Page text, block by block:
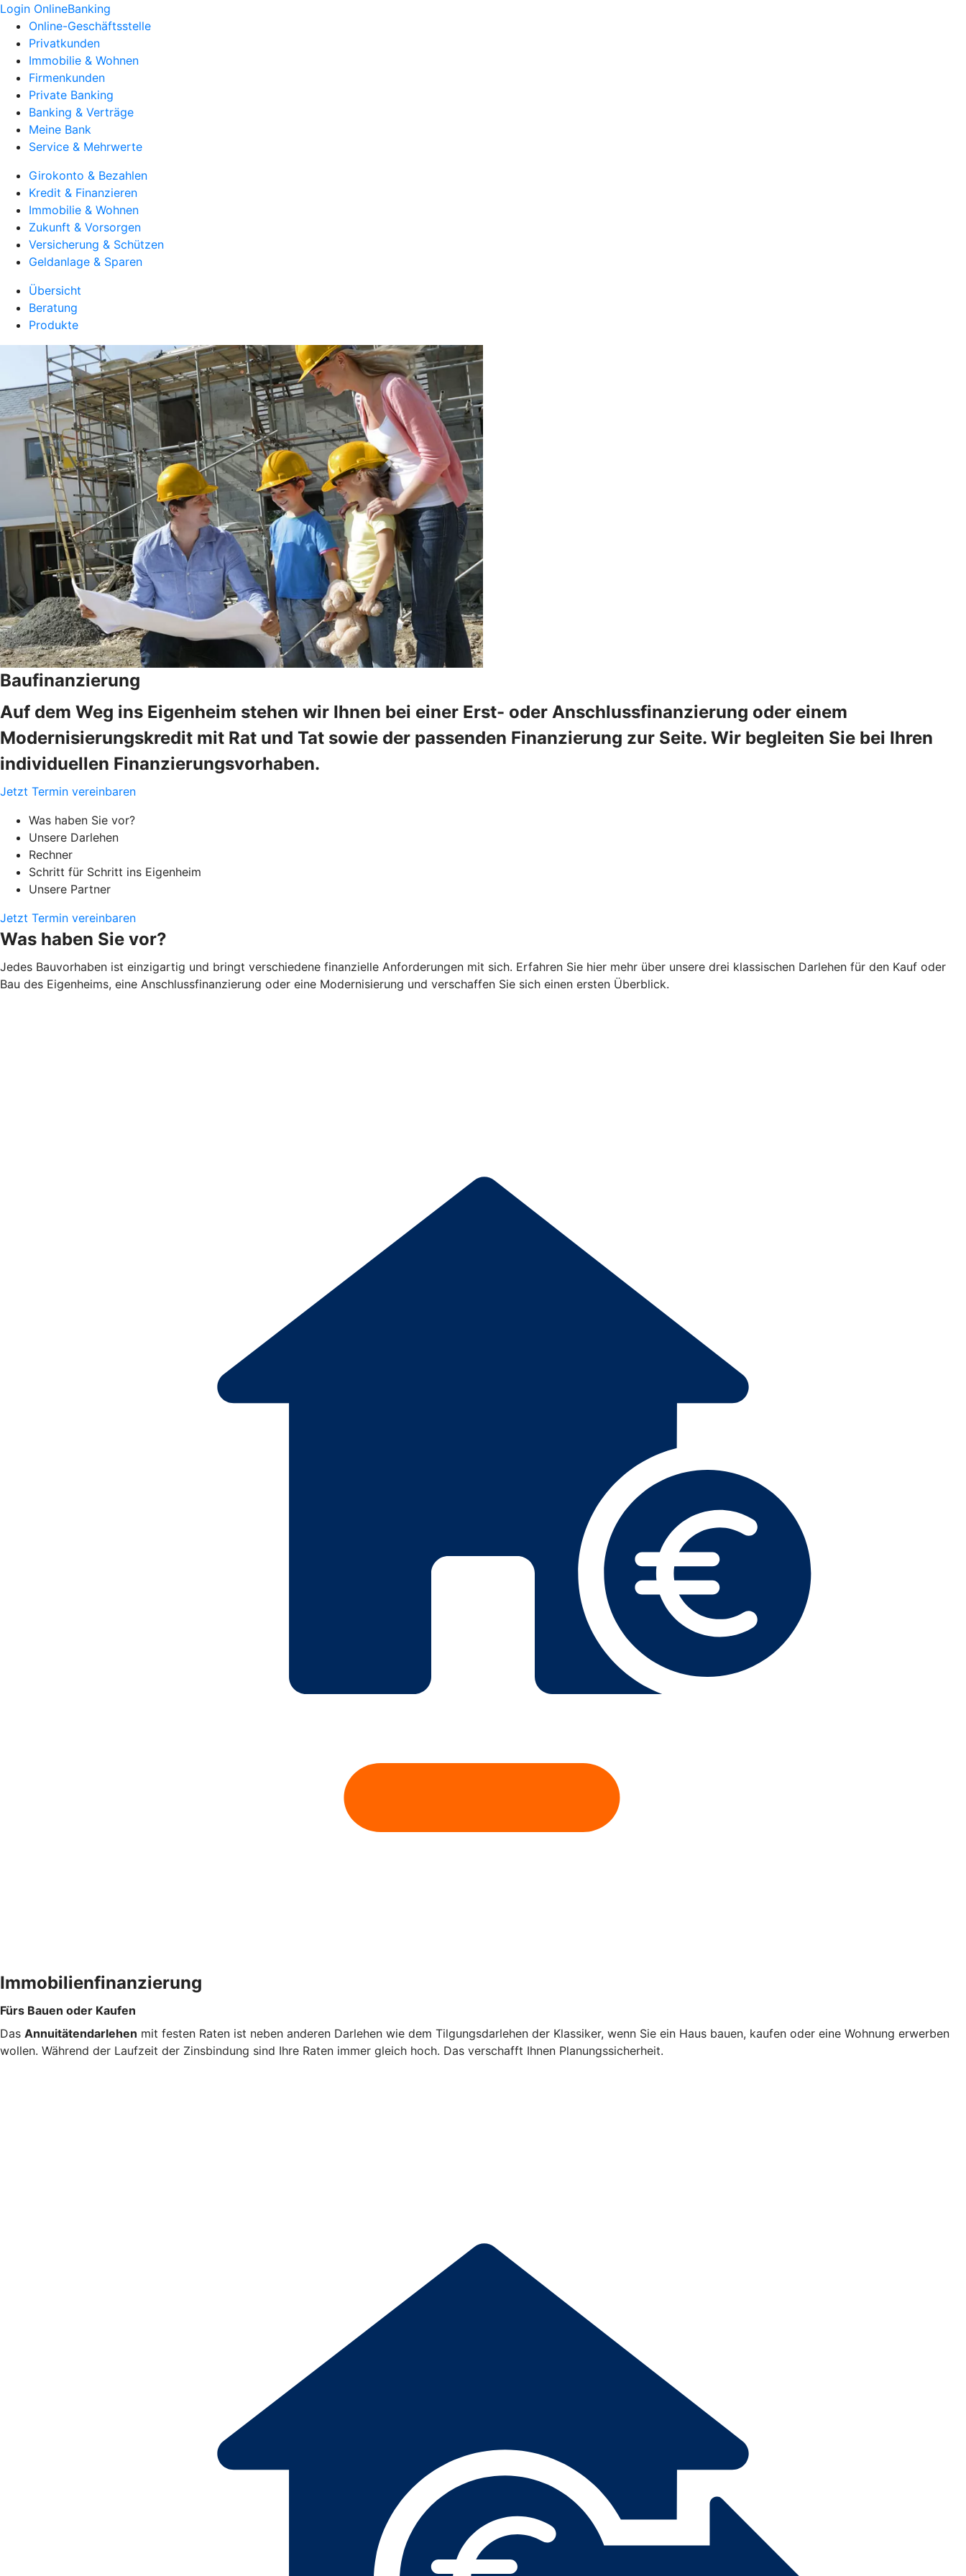
Login OnlineBanking
Online-Geschäftsstelle
Privatkunden
Immobilie & Wohnen
Firmenkunden
Private Banking
Banking & Verträge
Meine Bank
Service & Mehrwerte
Girokonto & Bezahlen
Kredit & Finanzieren
Immobilie & Wohnen
Zukunft & Vorsorgen
Versicherung & Schützen
Geldanlage & Sparen
Übersicht
Beratung
Produkte
Baufinanzierung
Auf dem Weg ins Eigenheim stehen wir Ihnen bei einer Erst- oder Anschlussfinanzierung oder einem
Modernisierungskredit mit Rat und Tat sowie der passenden Finanzierung zur Seite. Wir begleiten Sie bei Ihren
individuellen Finanzierungsvorhaben.
Jetzt Termin vereinbaren
Was haben Sie vor?
Unsere Darlehen
Rechner
Schritt für Schritt ins Eigenheim
Unsere Partner
Jetzt Termin vereinbaren
Was haben Sie vor?
Jedes Bauvorhaben ist einzigartig und bringt verschiedene finanzielle Anforderungen mit sich. Erfahren Sie hier mehr über unsere drei klassischen Darlehen für den Kauf oder
Bau des Eigenheims, eine Anschlussfinanzierung oder eine Modernisierung und verschaffen Sie sich einen ersten Überblick.
Immobilienfinanzierung
Fürs Bauen oder Kaufen
Das Annuitätendarlehen mit festen Raten ist neben anderen Darlehen wie dem Tilgungsdarlehen der Klassiker, wenn Sie ein Haus bauen, kaufen oder eine Wohnung erwerben
wollen. Während der Laufzeit der Zinsbindung sind Ihre Raten immer gleich hoch. Das verschafft Ihnen Planungssicherheit.